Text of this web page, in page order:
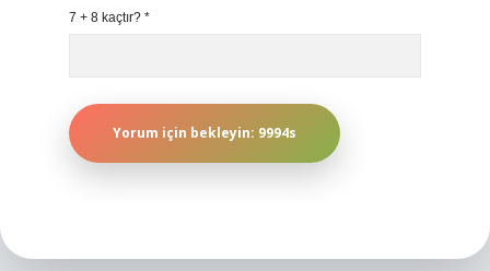
7 + 8 kaçtır? *